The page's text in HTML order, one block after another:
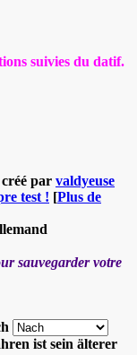
suivies du datif.
par valdyeuse
test ! [Plus de
sauvegarder votre
ist sein älterer